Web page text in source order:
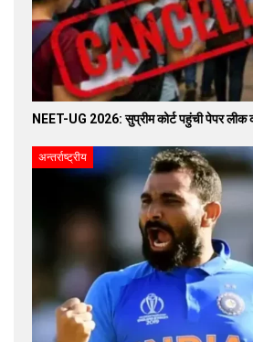
NEET-UG 2026: सुप्रीम कोर्ट पहुंची पेपर
अन्तर्राष्ट्रीय